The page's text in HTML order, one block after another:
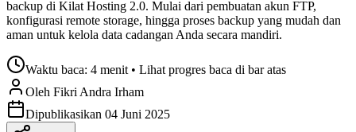
backup di Kilat Hosting 2.0. Mulai dari pembuatan akun FTP,
konfigurasi remote storage, hingga proses backup yang mudah dan
aman untuk kelola data cadangan Anda secara mandiri.
Waktu baca: 4 menit • Lihat progres baca di bar atas
Oleh Fikri Andra Irham
Dipublikasikan 04 Juni 2025